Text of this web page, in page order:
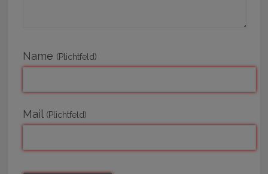
Name (Plichtfeld)
Mail (Plichtfeld)